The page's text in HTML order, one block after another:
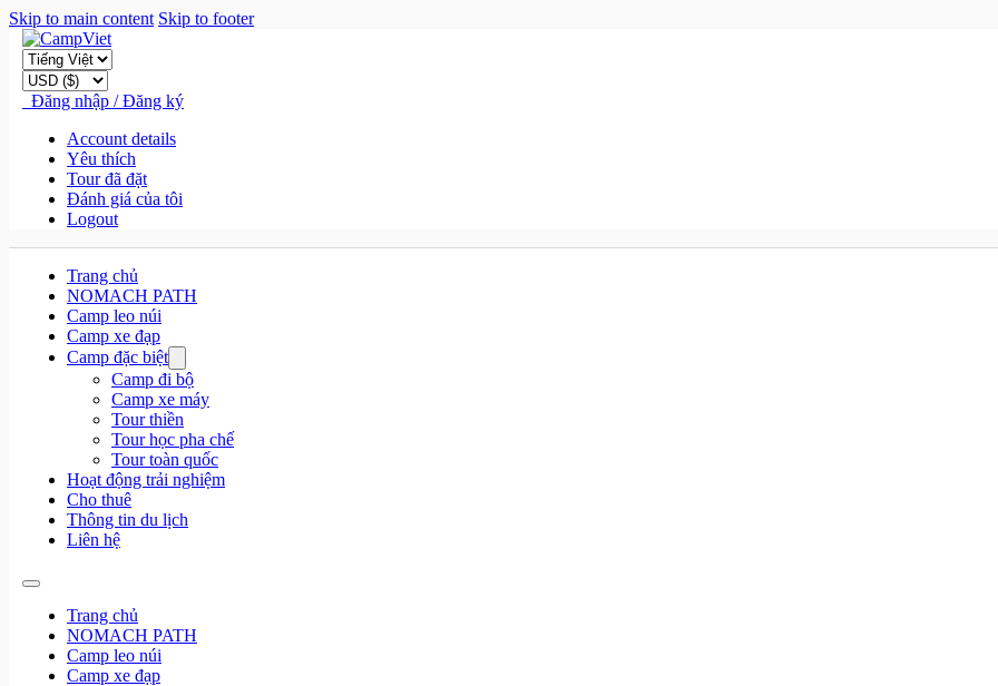
Skip to main content Skip to footer
Đăng nhập / Đăng ký
Account details
Yêu thích
Tour đã đặt
Đánh giá của tôi
Logout
Trang chủ
NOMACH PATH
Camp leo núi
Camp xe đạp
Camp đặc biệt
Camp đi bộ
Camp xe máy
Tour thiền
Tour học pha chế
Tour toàn quốc
Hoạt động trải nghiệm
Cho thuê
Thông tin du lịch
Liên hệ
Trang chủ
NOMACH PATH
Camp leo núi
Camp xe đạp